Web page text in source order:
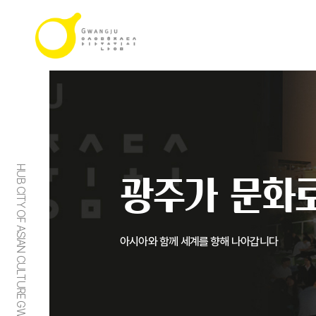
HUB CITY OF ASIAN CULTURE GWANGJU 광주가 문화
아시아와 함께 세계를 향해 나아갑니다